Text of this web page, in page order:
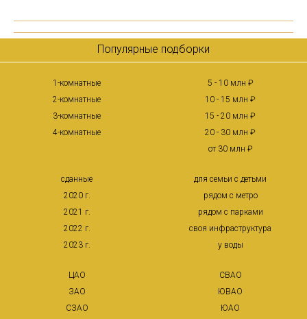
Популярные подборки
1-комнатные
2-комнатные
3-комнатные
4-комнатные
5 - 10 млн ₽
10 - 15 млн ₽
15 - 20 млн ₽
20 - 30 млн ₽
от 30 млн ₽
сданные
2020 г.
2021 г.
2022 г.
2023 г.
для семьи с детьми
рядом с метро
рядом с парками
своя инфраструктура
у воды
ЦАО
ЗАО
СЗАО
СВАО
ЮВАО
ЮАО